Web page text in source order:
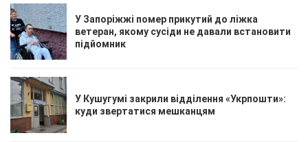
У Запоріжжі помер прикутий до ліжка
ветеран, якому сусіди не давали встановити
підйомник
У Кушугумі закрили відділення «Укрпошти»:
куди звертатися мешканцям